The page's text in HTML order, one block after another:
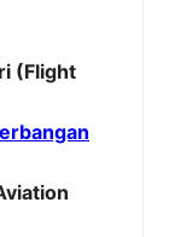
(Flight